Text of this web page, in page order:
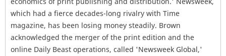
which had a fierce decades-long rivalry with Time
magazine, has been losing money steadily. Brown
acknowledged the merger of the print edition and the
online Daily Beast operations, called 'Newsweek Global,'